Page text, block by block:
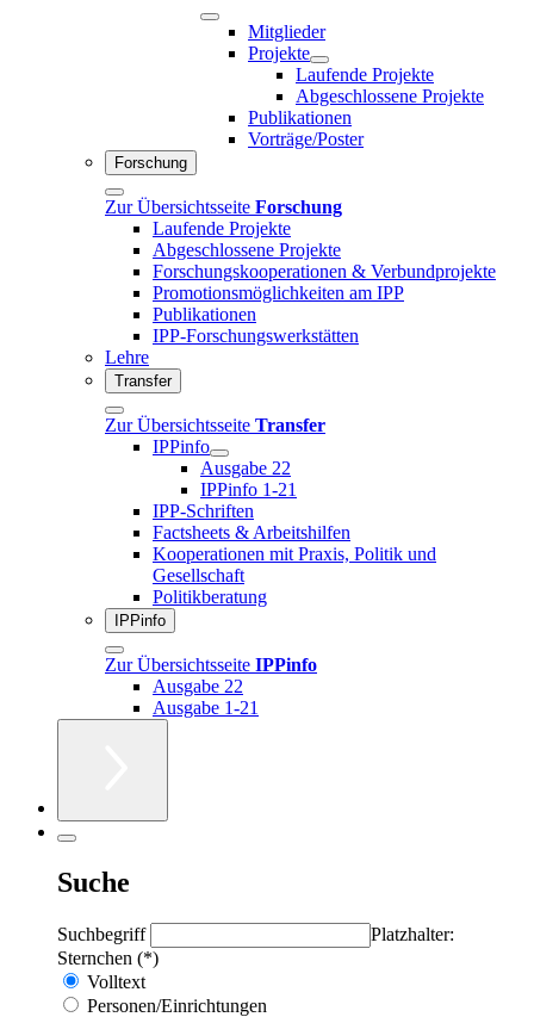
Mitglieder
Projekte
Laufende Projekte
Abgeschlossene Projekte
Publikationen
Vorträge/Poster
Forschung
Zur Übersichtsseite Forschung
Laufende Projekte
Abgeschlossene Projekte
Forschungskooperationen & Verbundprojekte
Promotionsmöglichkeiten am IPP
Publikationen
IPP-Forschungswerkstätten
Lehre
Transfer
Zur Übersichtsseite Transfer
IPPinfo
Ausgabe 22
IPPinfo 1-21
IPP-Schriften
Factsheets & Arbeitshilfen
Kooperationen mit Praxis, Politik und
Gesellschaft
Politikberatung
IPPinfo
Zur Übersichtsseite IPPinfo
Ausgabe 22
Ausgabe 1-21
Suche
Suchbegriff
Platzhalter:
Sternchen (*)
Volltext
Personen/Einrichtungen